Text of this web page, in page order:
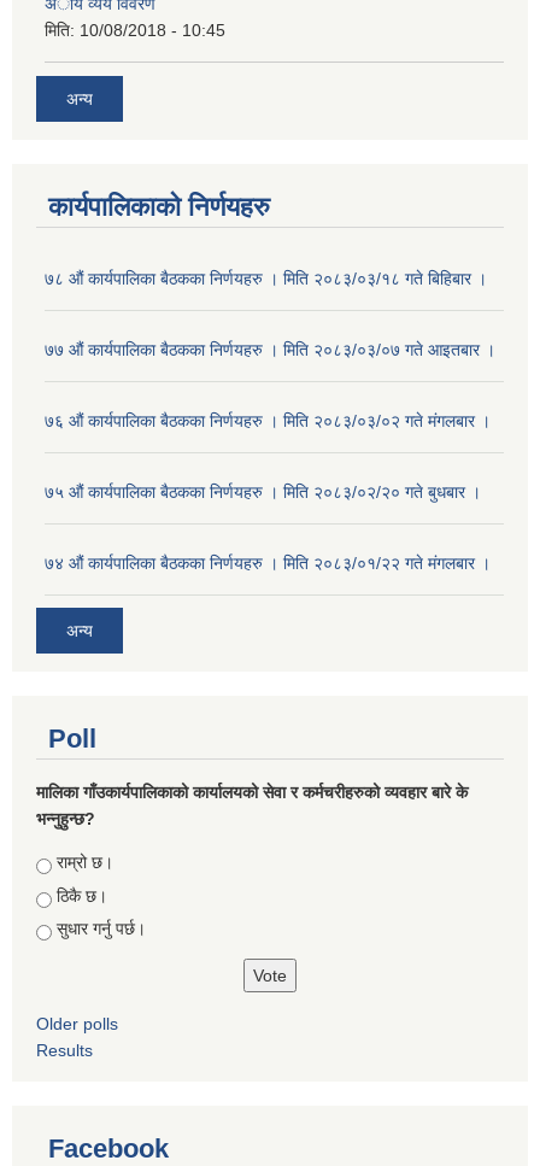
अाय व्यय विवरण
मिति: 10/08/2018 - 10:45
अन्य
कार्यपालिकाको निर्णयहरु
७८ औं कार्यपालिका बैठकका निर्णयहरु । मिति २०८३/०३/१८ गते बिहिबार ।
७७ औं कार्यपालिका बैठकका निर्णयहरु । मिति २०८३/०३/०७ गते आइतबार ।
७६ औं कार्यपालिका बैठकका निर्णयहरु । मिति २०८३/०३/०२ गते मंगलबार ।
७५ औं कार्यपालिका बैठकका निर्णयहरु । मिति २०८३/०२/२० गते बुधबार ।
७४ औं कार्यपालिका बैठकका निर्णयहरु । मिति २०८३/०१/२२ गते मंगलबार ।
अन्य
Poll
मालिका गाँउकार्यपालिकाको कार्यालयको सेवा र कर्मचरीहरुको व्यवहार बारे के
भन्नुहुन्छ?
Choices
राम्रो छ।
ठिकै छ।
सुधार गर्नु पर्छ।
Older polls
Results
Facebook